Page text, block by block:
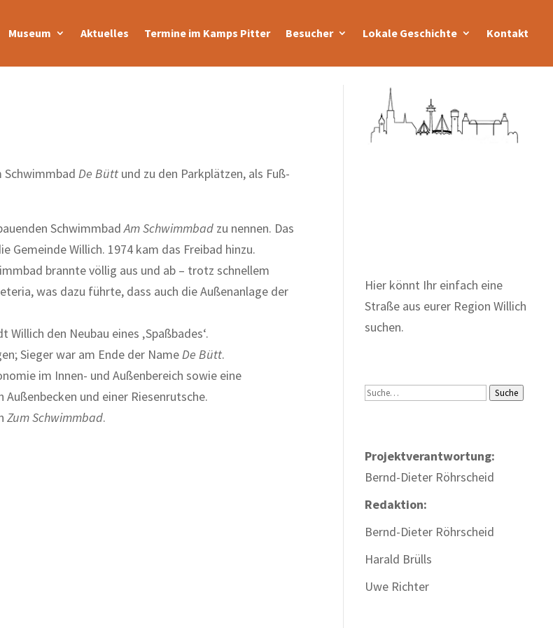
Museum Aktuelles Termine im Kamps Pitter Besucher Lokale Geschichte Kontakt
Schwimmbad De Büttund zu den Parkplätzen, als Fuß-
SchwimmbadAm Schwimmbadzu nennen. Das
Gemeinde Willich. 1974 kam das Freibad hinzu.
brannte völlig aus und ab – trotz schnellem
was dazu führte, dass auch die Außenanlage der
den Neubau eines ‚Spaßbades‘.
Sieger war am Ende der Name De Bütt.
im Innen- und Außenbereich sowie eine
und einer Riesenrutsche.
Zum Schwimmbad.
Hier könnt Ihr einfach eine
Straße aus eurer Region Willich
suchen.
Suche Suche
Projektverantwortung:
Bernd-Dieter Röhrscheid
Redaktion:
Bernd-Dieter Röhrscheid
Harald Brülls
Uwe Richter